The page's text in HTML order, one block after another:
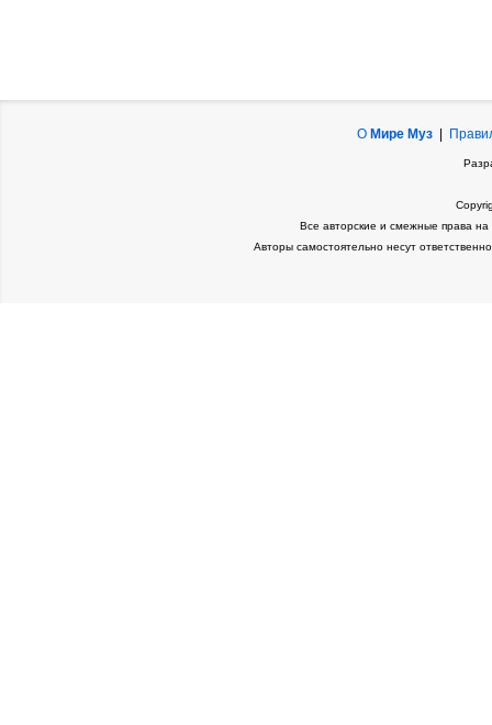
О Мире Муз|
Все авторские и смежные права
Авторы самостоятельно несут